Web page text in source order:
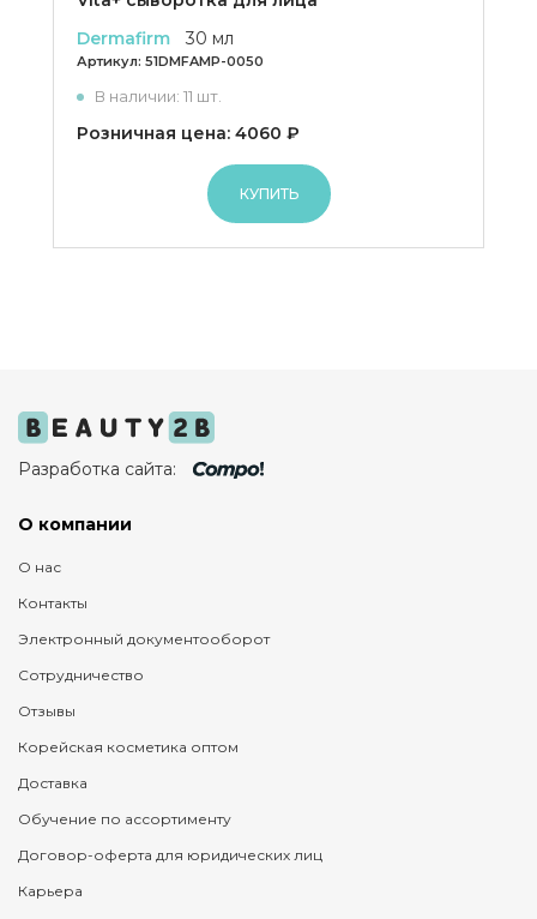
Dermafirm
30 мл
Артикул: 51DMFAMP-0050
В наличии: 11 шт.
Розничная цена: 4060 ₽
КУПИТЬ
Разработка сайта:
О компании
О нас
Контакты
Электронный документооборот
Сотрудничество
Отзывы
Корейская косметика оптом
Доставка
Обучение по ассортименту
Договор-оферта для юридических лиц
Карьера